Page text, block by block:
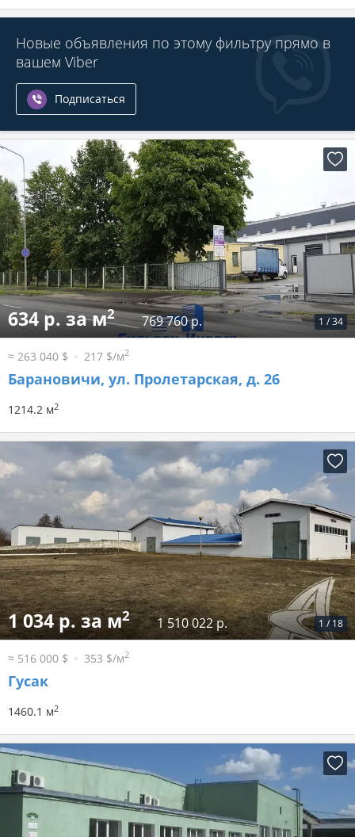
Новые объявления по этому фильтру прямо в
вашем Viber
Подписаться
1 /34
634 р. за м2 769 760 р.
≈ 263 040 $ 217 $/м2
Барановичи, ул. Пролетарская, д. 26
1214.2 м2
1 / 18
1 034 р. за м2 1 510 022 р.
≈ 516 000 $ 353 $/м2
Гусак
1460.1 м2